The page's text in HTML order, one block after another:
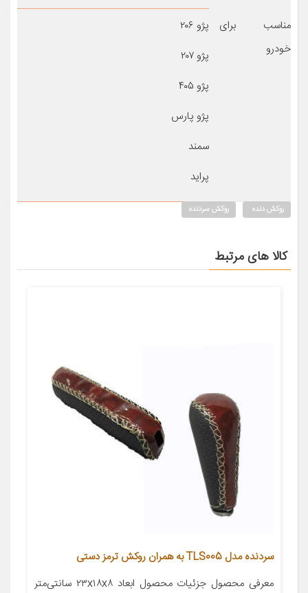
مناسب برای
خودرو
پژو ۲۰۶
پژو ۲۰۷
پژو ۴۰۵
پژو پارس
سمند
پراید
روکش دنده روکش سردنده
کالا های مرتبط
سردنده مدل TLS005 به همران روکش ترمز دستی
معرفی محصول جزئیات محصول ابعاد ۲۳x۱۸x۸ سانتی‌متر